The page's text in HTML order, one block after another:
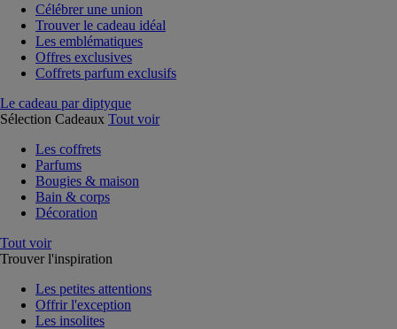
Célébrer une union
Trouver le cadeau idéal
Les emblématiques
Offres exclusives
Coffrets parfum exclusifs
Le cadeau par diptyque
Sélection Cadeaux Tout voir
Les coffrets
Parfums
Bougies & maison
Bain & corps
Décoration
Tout voir
Trouver l'inspiration
Les petites attentions
Offrir l'exception
Les insolites